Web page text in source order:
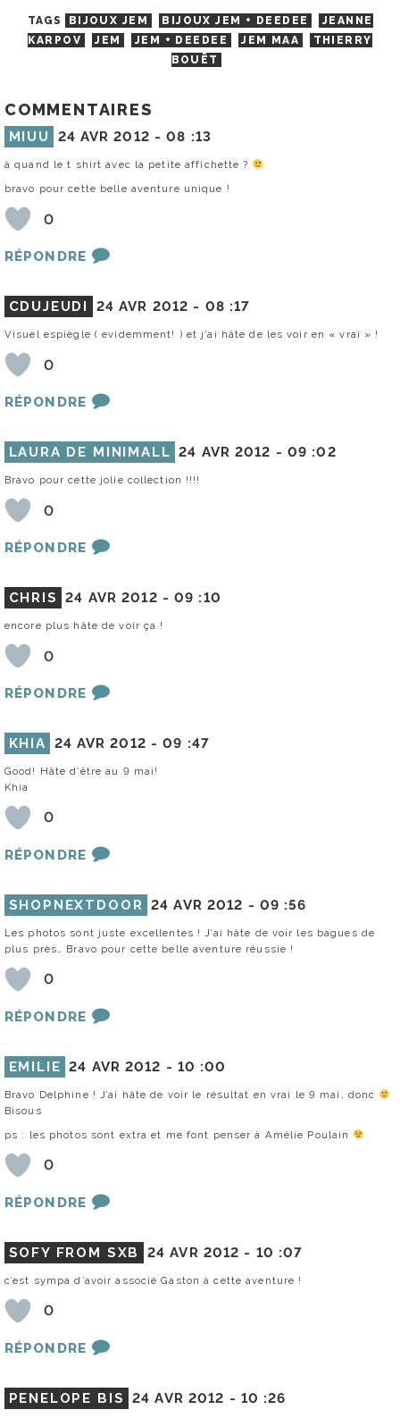
TAGS BIJOUX JEM BIJOUX JEM + DEEDEE
JEANNE
KARPOV
JEM JEM + DEEDEE JEM MAA
THIERRY
BOUËT
COMMENTAIRES
MIUU 24 AVR 2012 -08 :13
à quand le t shirt avec la petite affichette ?
bravo pour cette belle aventure unique !
0
RÉPONDRE
CDUJEUDI 24 AVR 2012 - 08 :17
Visuel espiègle ( evidemment! ) et j’ai hâte de les voir en « vrai » !
0
RÉPONDRE
LAURA DE MINIMALL 24 AVR 2012 - 09 :02
Bravo pour cette jolie collection !!!!
0
RÉPONDRE
CHRIS 24 AVR 2012 -09 :10
encore plus hâte de voir ça !
0
RÉPONDRE
KHIA 24 AVR 2012 -09 :47
Good! Hâte d’être au 9 mai!
Khia
0
RÉPONDRE
SHOPNEXTDOOR 24 AVR 2012 - 09 :56
Les photos sont juste excellentes ! J’ai hâte de voir les bagues de
plus près… Bravo pour cette belle aventure réussie !
0
RÉPONDRE
EMILIE 24 AVR 2012 - 10 :00
Bravo Delphine ! J’ai hâte de voir le résultat en vrai le 9 mai, donc
Bisous
ps : les photos sont extra et me font penser à Amélie Poulain
0
RÉPONDRE
SOFY FROM SXB 24 AVR 2012 - 10 :07
c’est sympa d’avoir associé Gaston à cette aventure !
0
RÉPONDRE
PENELOPE BIS 24 AVR 2012 - 10 :26